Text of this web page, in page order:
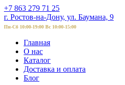
+7 863 279 71 25
г. Ростов-на-Дону, ул. Баумана, 9
Пн-Сб 10:00-19:00 Вс 10:00-15:00
Главная
О нас
Каталог
Доставка и оплата
Блог